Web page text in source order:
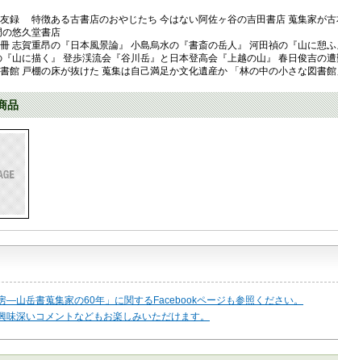
録 特徴ある古書店のおやじたち 今はない阿佐ヶ谷の吉田書店 蒐集家が古
悠久堂書店
志賀重昂の『日本風景論』 小島烏水の『書斎の岳人』 河田禎の『山に憩
山に描く』 登歩渓流会『谷川岳』と日本登高会『上越の山』 春日俊吉の
館 戸棚の床が抜けた 蒐集は自己満足か文化遺産か 「林の中の小さな図書館
品
―山岳書蒐集家の60年」に関するFacebookページも参照ください。
味深いコメントなどもお楽しみいただけます。